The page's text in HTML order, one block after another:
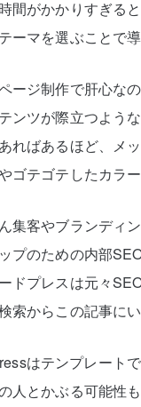
間がかかりすぎる
ーマを選ぶことで
ージ制作で肝心な
ンツが際立つよう
ればあるほど、メ
ゴテゴテしたカラ
集客やブランディ
プのための内部
ドプレスは元々
索からこの記事に
はテンプレート
人とかぶる可能性